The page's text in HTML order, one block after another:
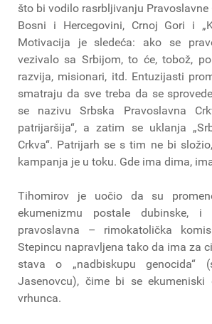
što bi vodilo rasrbljivanju Pravoslavne
Bosni i Hercegovini, Crnoj Gori i
Motivacija je sledeća: ako se
vezivalo sa Srbijom, to će, tobož,
razvija, misionari, itd. Entuzijasti
smatraju da sve treba da se
se nazivu Srbska Pravoslavna
patrijaršija“, a zatim se uklanja
Crkva“. Patrijarh se s tim ne bi
kampanja je u toku. Gde ima dima,
Tihomirov je uočio da su
ekumenizmu postale dubinske,
pravoslavna – rimokatolička
Stepincu napravljena tako da ima za
stava o „nadbiskupu
Jasenovcu), čime bi se
vrhunca.